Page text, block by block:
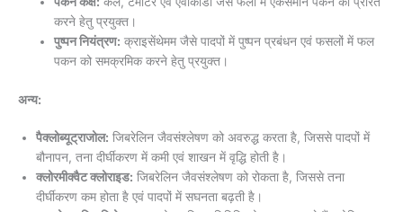
करने हेतु प्रयुक्त।
पुष्पन नियंत्रण: क्राइसेंथेमम जैसे पादपों में पुष्पन प्रबंधन एवं फसलों में फल
पकन को समक्रमिक करने हेतु प्रयुक्त।
अन्य:
पैक्लोब्यूट्राजोल: जिबरेलिन जैवसंश्लेषण को अवरुद्ध करता है, जिससे पादपों में
बौनापन, तना दीर्घीकरण में कमी एवं शाखन में वृद्धि होती है।
क्लोरमीक्वैट क्लोराइड: जिबरेलिन जैवसंश्लेषण को रोकता है, जिससे तना
दीर्घीकरण कम होता है एवं पादपों में सघनता बढ़ती है।